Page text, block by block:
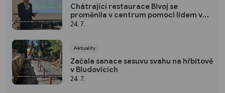
Chátrající restaurace Bivoj se
proměnila v centrum pomoci lidem v
nouzi Spolku Portavita
24. 7.
Aktuality
Začala sanace sesuvu svahu na hřbitově
v Bludovicích
24. 7.